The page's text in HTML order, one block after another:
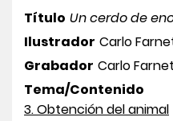
Título Un cerdo de
Ilustrador Carlo
Grabador Carlo
Tema/Contenido
3. Obtención del animal